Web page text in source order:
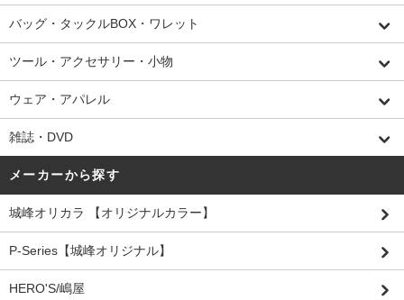
バッグ・タックルBOX・ワレット
ツール・アクセサリー・小物
ウェア・アパレル
雑誌・DVD
メーカーから探す
城峰オリカラ 【オリジナルカラー】
P-Series【城峰オリジナル】
HERO'S/嶋屋